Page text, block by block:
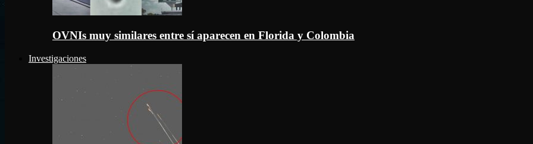
OVNIs muy similares entre sí aparecen en Florida y Colombia
Investigaciones